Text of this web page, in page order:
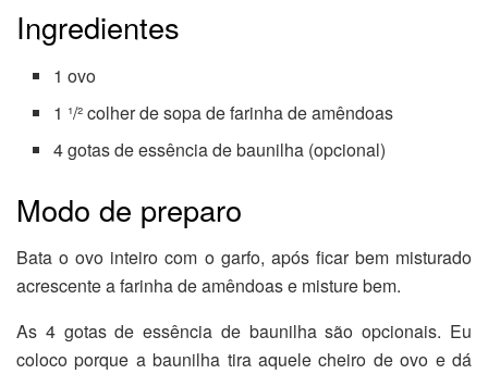
Ingredientes
1 ovo
1 ¹/² colher de sopa de farinha de amêndoas
4 gotas de essência de baunilha (opcional)
Modo de preparo
Bata o ovo inteiro com o garfo, após ficar bem misturado
acrescente a farinha de amêndoas e misture bem.
As 4 gotas de essência de baunilha são opcionais. Eu
coloco porque a baunilha tira aquele cheiro de ovo e dá